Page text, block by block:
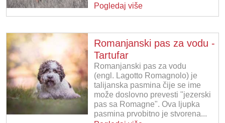
Pogledaj više
Romanjanski pas za vodu -
Tartufar
Romanjanski pas za vodu
(engl. Lagotto Romagnolo) je
talijanska pasmina čije se ime
može doslovno prevesti "jezerski
pas sa Romagne". Ova ljupka
pasmina prvobitno je stvorena...